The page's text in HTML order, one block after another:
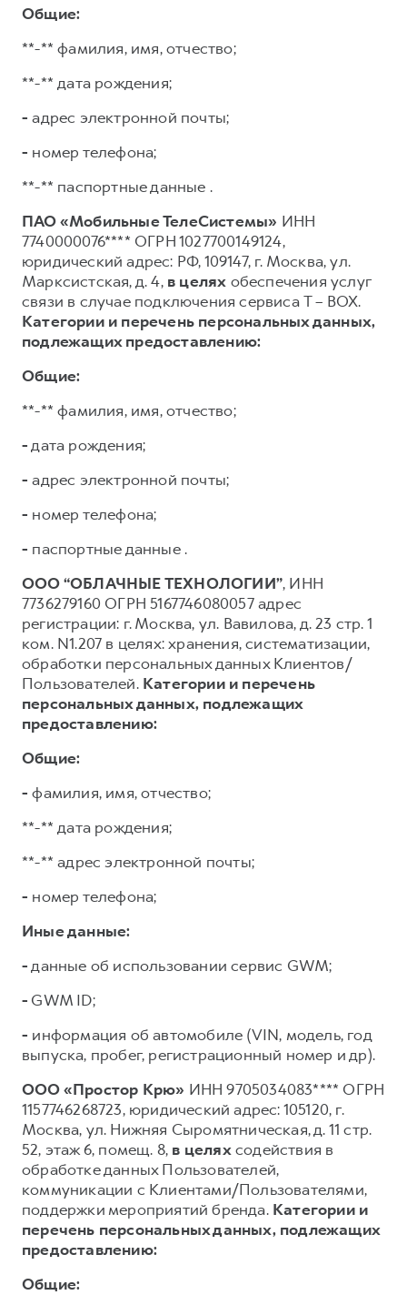
Общие:
**-** фамилия, имя, отчество;
**-** дата рождения;
- адрес электронной почты;
- номер телефона;
**-** паспортные данные .
ПАО «Мобильные ТелеСистемы» ИНН
7740000076**** ОГРН 1027700149124,
юридический адрес: РФ, 109147, г. Москва, ул.
Марксистская, д. 4, в целях обеспечения услуг
связи в случае подключения сервиса T – BOX.
Категории и перечень персональных данных,
подлежащих предоставлению:
Общие:
**-** фамилия, имя, отчество;
-дата рождения;
- адрес электронной почты;
- номер телефона;
- паспортные данные .
ООО “ОБЛАЧНЫЕ ТЕХНОЛОГИИ”, ИНН
7736279160 ОГРН 5167746080057 адрес
регистрации: г. Москва, ул. Вавилова, д. 23 стр. 1
ком. N1.207 в целях: хранения, систематизации,
обработки персональных данных Клиентов/
Пользователей. Категории и перечень
персональных данных, подлежащих
предоставлению:
Общие:
- фамилия, имя, отчество;
**-** дата рождения;
**-** адрес электронной почты;
- номер телефона;
Иные данные:
-данные об использовании сервис GWM;
- GWM ID;
- информация об автомобиле (VIN, модель, год
выпуска, пробег, регистрационный номер и др).
ООО «Простор Крю» ИНН 9705034083**** ОГРН
1157746268723, юридический адрес: 105120, г.
Москва, ул. Нижняя Сыромятническая, д. 11 стр.
52, этаж 6, помещ. 8, в целяхсодействия в
обработке данных Пользователей,
коммуникации с Клиентами/Пользователями,
поддержки мероприятий бренда. Категории и
перечень персональных данных, подлежащих
предоставлению:
Общие: